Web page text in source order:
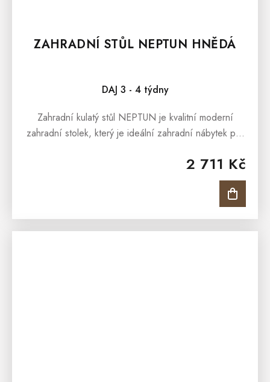
ZAHRADNÍ STŮL NEPTUN HNĚDÁ
DAJ 3 - 4 týdny
2 711 Kč
Zahradní kulatý stůl NEPTUN je kvalitní moderní
zahradní stolek, který je ideální zahradní nábytek pro